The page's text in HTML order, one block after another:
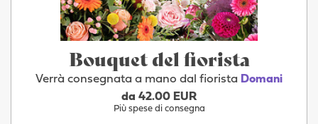
Bouquet del fiorista
Verrà consegnata a mano dal fiorista Domani
da 42.00 EUR
Più spese di consegna